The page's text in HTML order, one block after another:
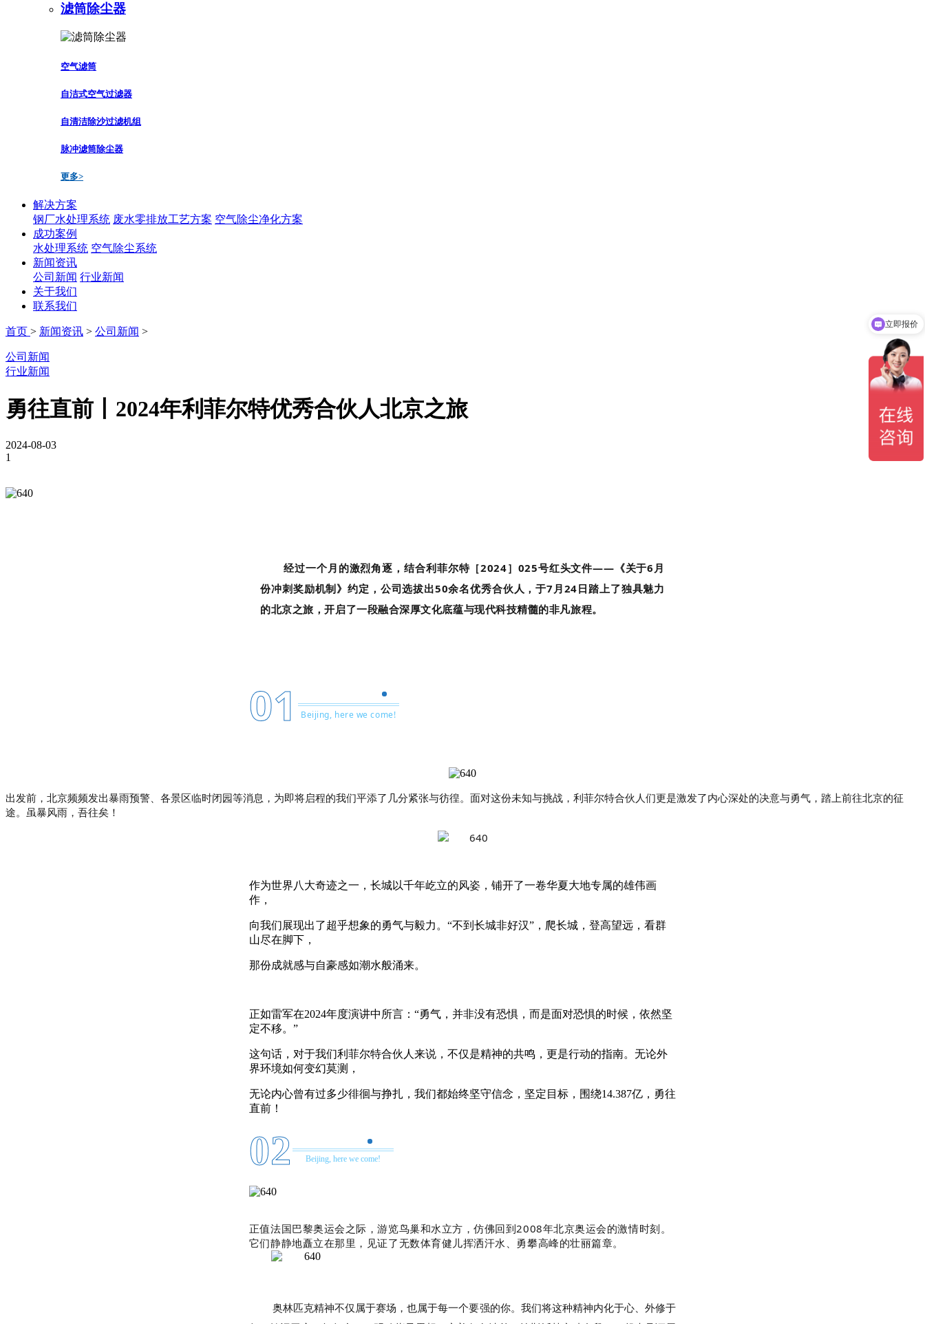
滤筒除尘器
空气滤筒
自洁式空气过滤器
自清洁除沙过滤机组
脉冲滤筒除尘器
更多>
解决方案
钢厂水处理系统 废水零排放工艺方案 空气除尘净化方案
成功案例
水处理系统 空气除尘系统
新闻资讯
公司新闻 行业新闻
关于我们
联系我们
首页 > 新闻资讯 > 公司新闻 >
公司新闻
行业新闻
勇往直前丨2024年利菲尔特优秀合伙人北京之旅
2024-08-03
1
经过一个月的激烈角逐，结合利菲尔特［2024］025号红头文件——《关于6月
份冲刺奖励机制》约定，公司选拔出50余名优秀合伙人，于7月24日踏上了独具魅力
的北京之旅，开启了一段融合深厚文化底蕴与现代科技精髓的非凡旅程。
01 Beijing, here we come!
出发前，北京频频发出暴雨预警、各景区临时闭园等消息，为即将启程的我们平添了几分紧张与彷徨。面对这份未知与挑战，利菲尔特合伙人们更是激发了内心深处的决意与勇气，踏上前往北京的征
途。虽暴风雨，吾往矣！
作为世界八大奇迹之一，长城以千年屹立的风姿，铺开了一卷华夏大地专属的雄伟画
作，
向我们展现出了超乎想象的勇气与毅力。“不到长城非好汉”，爬长城，登高望远，看群
山尽在脚下，
那份成就感与自豪感如潮水般涌来。
正如雷军在2024年度演讲中所言：“勇气，并非没有恐惧，而是面对恐惧的时候，依然坚
定不移。”
这句话，对于我们利菲尔特合伙人来说，不仅是精神的共鸣，更是行动的指南。无论外
界环境如何变幻莫测，
无论内心曾有过多少徘徊与挣扎，我们都始终坚守信念，坚定目标，围绕14.387亿，勇往
直前！
02 Beijing, here we come!
正值法国巴黎奥运会之际，游览鸟巢和水立方，仿佛回到2008年北京奥运会的激情时刻。
它们静静地矗立在那里，见证了无数体育健儿挥洒汗水、勇攀高峰的壮丽篇章。
奥林匹克精神不仅属于赛场，也属于每一个要强的你。我们将这种精神内化于心、外修于
你们是怎么收费的呢